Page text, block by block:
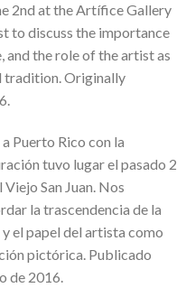
2nd at the Artífice Gallery
to discuss the importance
and the role of the artist as
tradition. Originally
Puerto Rico con la
tuvo lugar el pasado 2
San Juan. Nos
la trascendencia de la
el papel del artista como
pictórica. Publicado
de 2016.